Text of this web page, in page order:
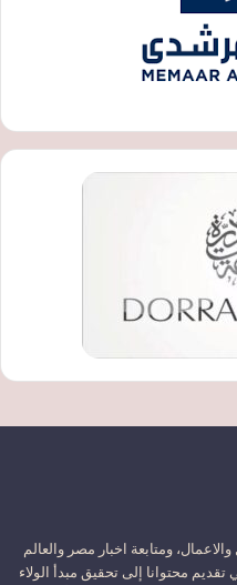
ومتابعة اخبار مصر والعالم
محتوانا إلى تحقيق مبدأ الولاء